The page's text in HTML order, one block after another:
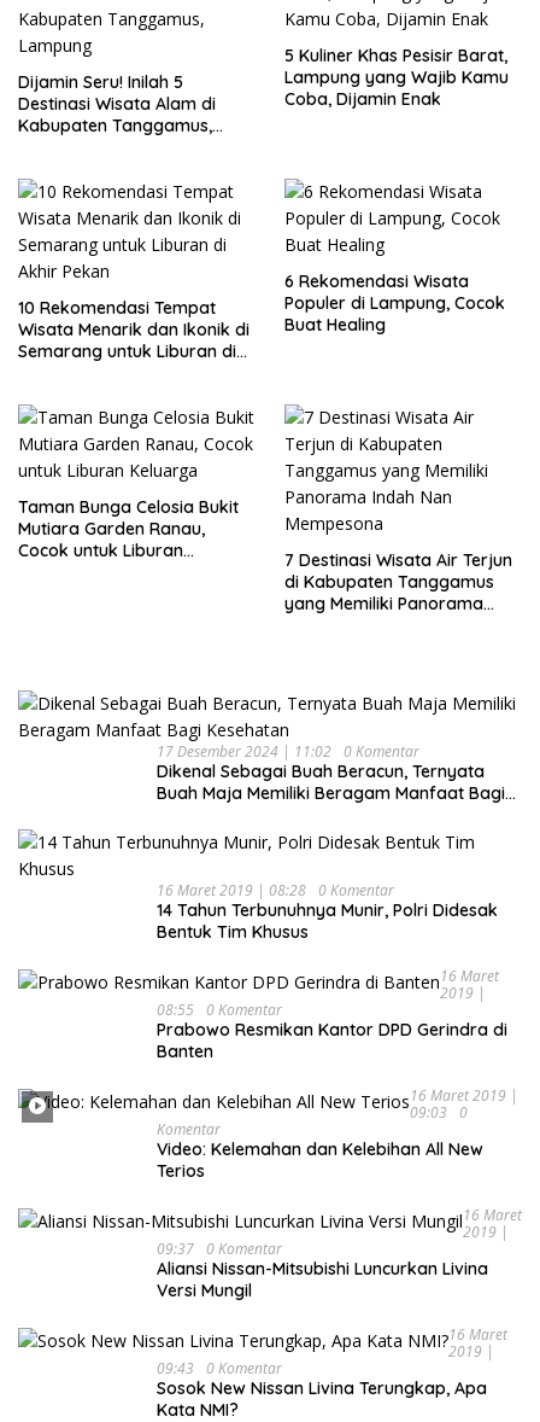
Dijamin Seru! Inilah 5
Destinasi Wisata Alam di
Kabupaten Tanggamus,
5 Kuliner Khas Pesisir Barat,
Lampung yang Wajib Kamu
Coba, Dijamin Enak
10 Rekomendasi Tempat
Wisata Menarik dan Ikonik di
Semarang untuk Liburan di
6 Rekomendasi Wisata
Populer di Lampung, Cocok
Buat Healing
Taman Bunga Celosia Bukit
Mutiara Garden Ranau,
Cocok untuk Liburan
7 Destinasi Wisata Air Terjun
di Kabupaten Tanggamus
yang Memiliki Panorama
17 Desember 2024 | 11:02 0 Komentar
Dikenal Sebagai Buah Beracun, Ternyata
Buah Maja Memiliki Beragam Manfaat Bagi
16 Maret 2019 | 08:28 0 Komentar
14 Tahun Terbunuhnya Munir, Polri Didesak
Bentuk Tim Khusus
16 Maret
2019 |
08:55 0 Komentar
Prabowo Resmikan Kantor DPD Gerindra di
Banten
16 Maret 2019 |
09:03
0
Komentar
Video: Kelemahan dan Kelebihan All New
Terios
16 Maret
2019 |
09:37 0 Komentar
Aliansi Nissan-Mitsubishi Luncurkan Livina
Versi Mungil
16 Maret
2019 |
09:43
0 Komentar
Sosok New Nissan Livina Terungkap, Apa
Kata NMI?